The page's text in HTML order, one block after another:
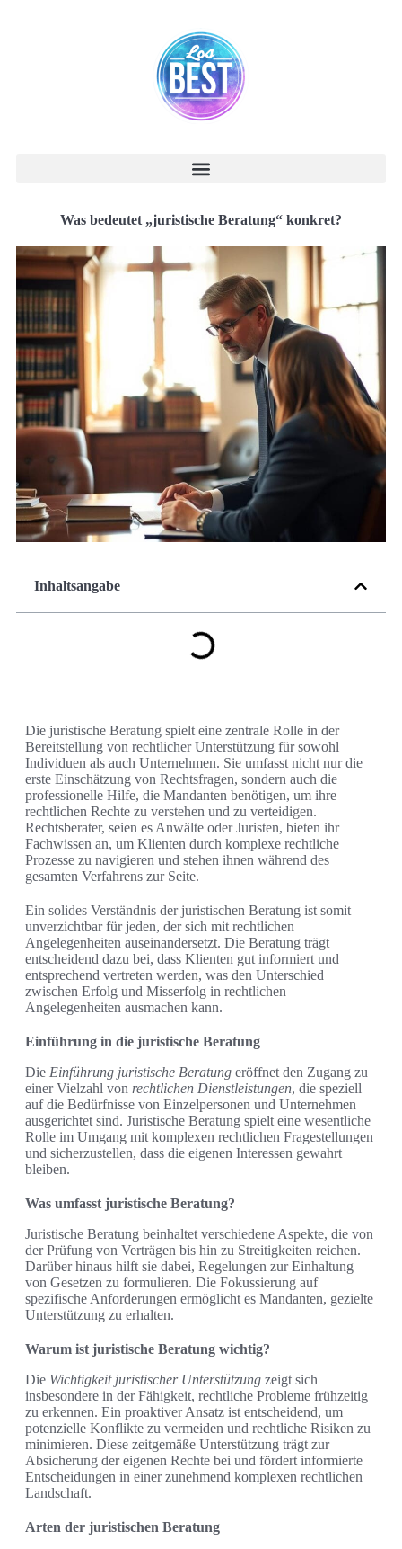
Was bedeutet „juristische Beratung“ konkret?
Inhaltsangabe
Die juristische Beratung spielt eine zentrale Rolle in der
Bereitstellung von rechtlicher Unterstützung für sowohl
Individuen als auch Unternehmen. Sie umfasst nicht nur die
erste Einschätzung von Rechtsfragen, sondern auch die
professionelle Hilfe, die Mandanten benötigen, um ihre
rechtlichen Rechte zu verstehen und zu verteidigen.
Rechtsberater, seien es Anwälte oder Juristen, bieten ihr
Fachwissen an, um Klienten durch komplexe rechtliche
Prozesse zu navigieren und stehen ihnen während des
gesamten Verfahrens zur Seite.
Ein solides Verständnis der juristischen Beratung ist somit
unverzichtbar für jeden, der sich mit rechtlichen
Angelegenheiten auseinandersetzt. Die Beratung trägt
entscheidend dazu bei, dass Klienten gut informiert und
entsprechend vertreten werden, was den Unterschied
zwischen Erfolg und Misserfolg in rechtlichen
Angelegenheiten ausmachen kann.
Einführung in die juristische Beratung
Die Einführung juristische Beratung eröffnet den Zugang zu
einer Vielzahl von rechtlichen Dienstleistungen, die speziell
auf die Bedürfnisse von Einzelpersonen und Unternehmen
ausgerichtet sind. Juristische Beratung spielt eine wesentliche
Rolle im Umgang mit komplexen rechtlichen Fragestellungen
und sicherzustellen, dass die eigenen Interessen gewahrt
bleiben.
Was umfasst juristische Beratung?
Juristische Beratung beinhaltet verschiedene Aspekte, die von
der Prüfung von Verträgen bis hin zu Streitigkeiten reichen.
Darüber hinaus hilft sie dabei, Regelungen zur Einhaltung
von Gesetzen zu formulieren. Die Fokussierung auf
spezifische Anforderungen ermöglicht es Mandanten, gezielte
Unterstützung zu erhalten.
Warum ist juristische Beratung wichtig?
Die Wichtigkeit juristischer Unterstützung zeigt sich
insbesondere in der Fähigkeit, rechtliche Probleme frühzeitig
zu erkennen. Ein proaktiver Ansatz ist entscheidend, um
potenzielle Konflikte zu vermeiden und rechtliche Risiken zu
minimieren. Diese zeitgemäße Unterstützung trägt zur
Absicherung der eigenen Rechte bei und fördert informierte
Entscheidungen in einer zunehmend komplexen rechtlichen
Landschaft.
Arten der juristischen Beratung